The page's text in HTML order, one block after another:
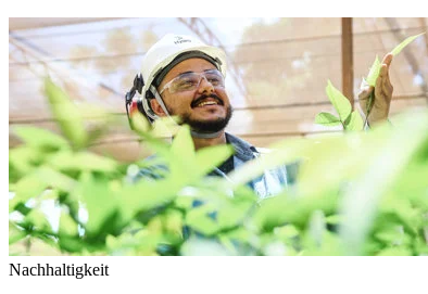
Nachhaltigkeit